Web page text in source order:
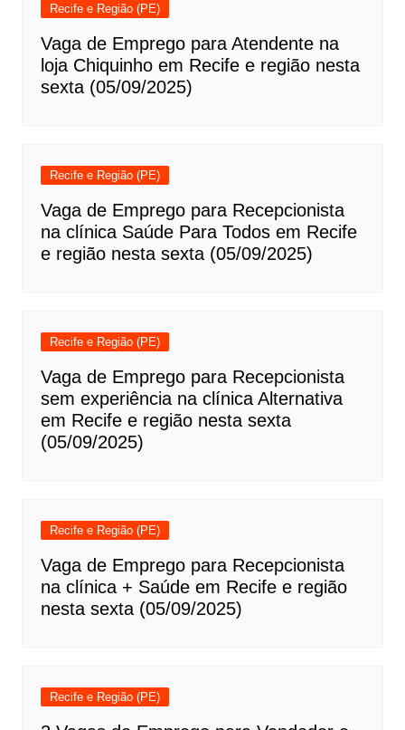
Recife e Região (PE)
Vaga de Emprego para Atendente na
loja Chiquinho em Recife e região nesta
sexta (05/09/2025)
Recife e Região (PE)
Vaga de Emprego para Recepcionista
na clínica Saúde Para Todos em Recife
e região nesta sexta (05/09/2025)
Recife e Região (PE)
Vaga de Emprego para Recepcionista
sem experiência na clínica Alternativa
em Recife e região nesta sexta
(05/09/2025)
Recife e Região (PE)
Vaga de Emprego para Recepcionista
na clínica + Saúde em Recife e região
nesta sexta (05/09/2025)
Recife e Região (PE)